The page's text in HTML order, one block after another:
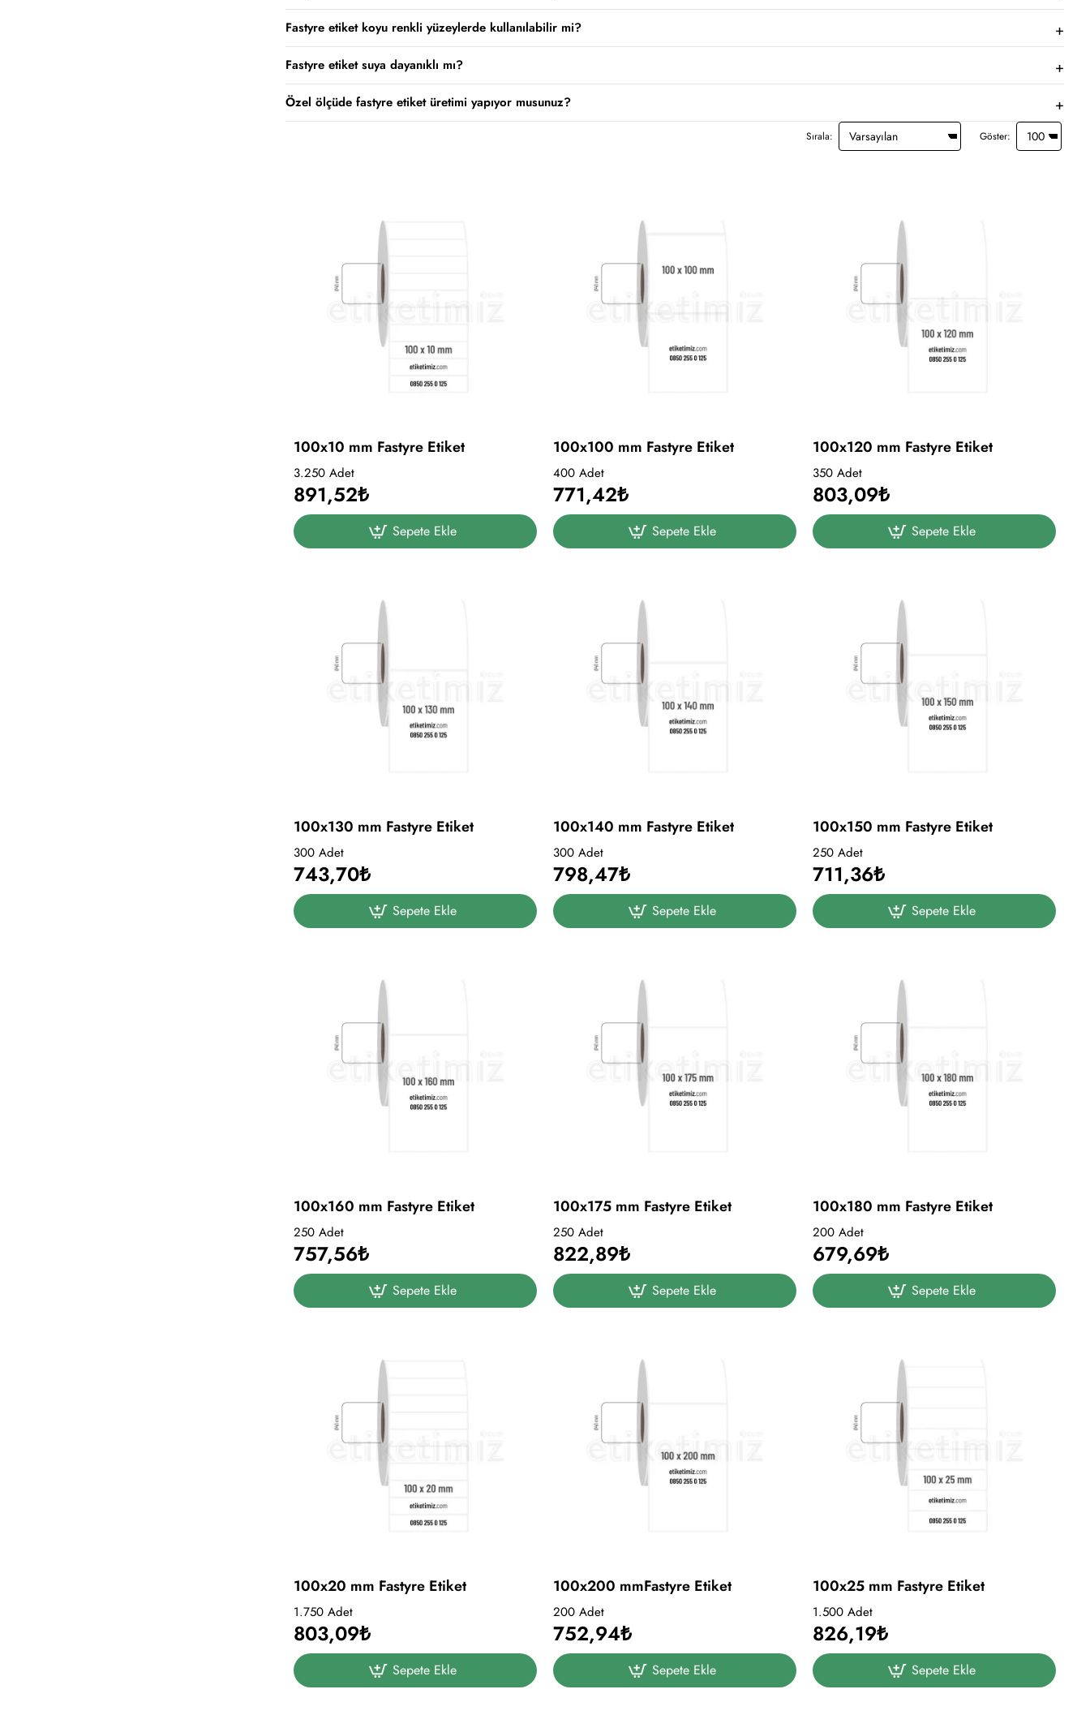
Fastyre etiket koyu renkli yüzeylerde kullanılabilir mi?
Fastyre etiket suya dayanıklı mı?
Özel ölçüde fastyre etiket üretimi yapıyor musunuz?
Sırala: Göster:
100x10 mm Fastyre Etiket
3.250 Adet
891,52₺
Sepete Ekle
100x100 mm Fastyre Etiket
400 Adet
771,42₺
Sepete Ekle
100x120 mm Fastyre Etiket
350 Adet
803,09₺
Sepete Ekle
100x130 mm Fastyre Etiket
300 Adet
743,70₺
Sepete Ekle
100x140 mm Fastyre Etiket
300 Adet
798,47₺
Sepete Ekle
100x150 mm Fastyre Etiket
250 Adet
711,36₺
Sepete Ekle
100x160 mm Fastyre Etiket
250 Adet
757,56₺
Sepete Ekle
100x175 mm Fastyre Etiket
250 Adet
822,89₺
Sepete Ekle
100x180 mm Fastyre Etiket
200 Adet
679,69₺
Sepete Ekle
100x20 mm Fastyre Etiket
1.750 Adet
803,09₺
Sepete Ekle
100x200 mmFastyre Etiket
200 Adet
752,94₺
Sepete Ekle
100x25 mm Fastyre Etiket
1.500 Adet
826,19₺
Sepete Ekle